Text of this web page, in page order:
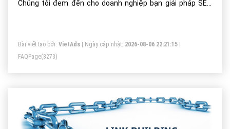
Chúng tôi đem đến cho doanh nghiệp bạn giải pháp SEO
Bài viết tạo bởi: VietAds | Ngày cập nhật: 2026-08-06 22:21:15
FAQPage(8273)